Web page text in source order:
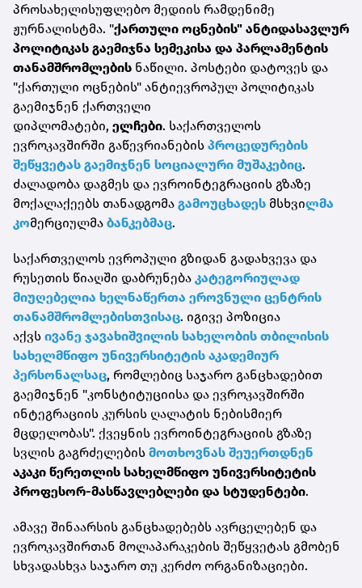
პროსახელისუფლებო მედიის რამდენიმე
ჟურნალისტმა. "ქართული ოცნების" ანტიდასავლურ
პოლიტიკას გაემიჯნა სემეკისა და პარლამენტის
თანამშრომლების ნაწილი. პოსტები დატოვეს და
"ქართული ოცნების" ანტიევროპულ პოლიტიკას
გაემიჯნენ ქართველი
დიპლომატები, ელჩები. საქართველოს
ევროკავშირში გაწევრიანების პროცედურების
შეწყვეტას გაემიჯნენ სოციალური მუშაკებიც.
ძალადობა დაგმეს და ევროინტეგრაციის გზაზე
მოქალაქეებს თანადგომა გამოუცხადეს მსხვილმა
კომერციულმა ბანკებმაც.
საქართველოს ევროპული გზიდან გადახვევა და
რუსეთის წიაღში დაბრუნება კატეგორიულად
მიუღებელია ხელნაწერთა ეროვნული ცენტრის
თანამშრომლებისთვისაც. იგივე პოზიცია
აქვს ივანე ჯავახიშვილის სახელობის თბილისის
სახელმწიფო უნივერსიტეტის აკადემიურ
პერსონალსაც, რომლებიც საჯარო განცხადებით
გაემიჯნენ "კონსტიტუციისა და ევროკავშირში
ინტეგრაციის კურსის ღალატის ნებისმიერ
მცდელობას". ქვეყნის ევროინტეგრაციის გზაზე
სვლის გაგრძელების მოთხოვნას შეუერთდნენ
აკაკი წერეთლის სახელმწიფო უნივერსიტეტის
პროფესორ-მასწავლებლები და სტუდენტები.
ამავე შინაარსის განცხადებებს ავრცელებენ და
ევროკავშირთან მოლაპარაკების შეწყვეტას გმობენ
სხვადასხვა საჯარო თუ კერძო ორგანიზაციები.